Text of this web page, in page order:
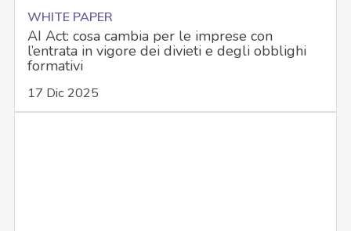
WHITE PAPER
AI Act: cosa cambia per le imprese con
l’entrata in vigore dei divieti e degli obblighi
formativi
17 Dic 2025